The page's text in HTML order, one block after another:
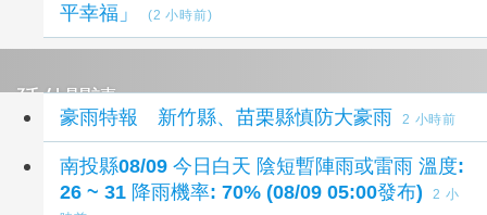
平幸福」
(2 小時前)
延伸閱讀
豪雨特報 新竹縣、苗栗縣慎防大豪雨 2 小時前
南投縣08/09 今日白天 陰短暫陣雨或雷雨 溫度:
26 ~ 31 降雨機率: 70% (08/09 05:00發布)
2 小